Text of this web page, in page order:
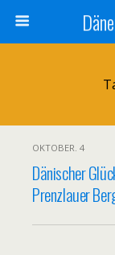
OKTOBER. 4
Dänischer
Prenzlauer